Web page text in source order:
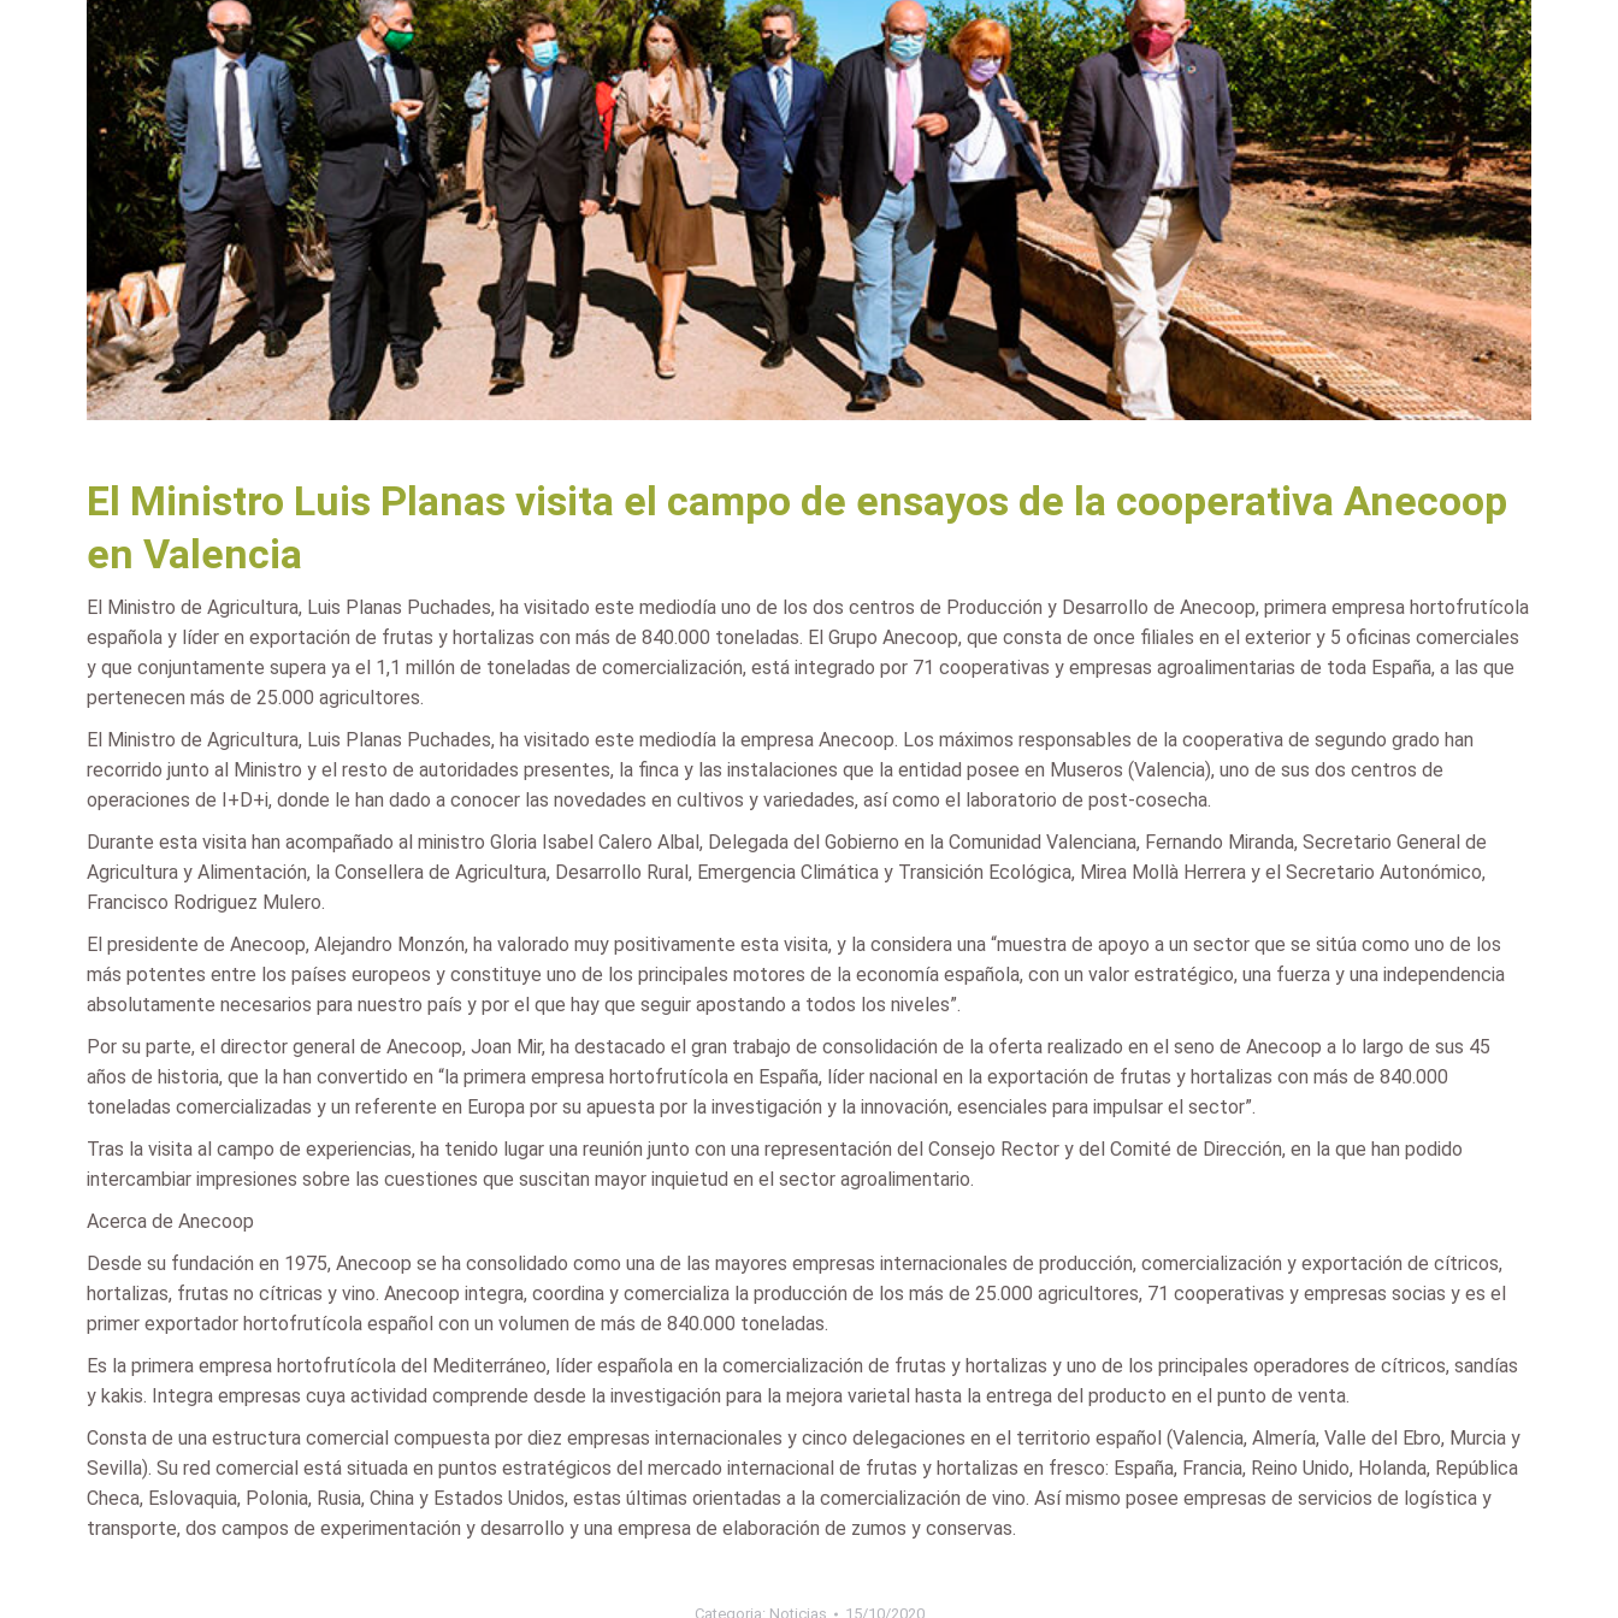
El Ministro Luis Planas visita el campo de ensayos de la cooperativa Anecoop
en Valencia
El Ministro de Agricultura, Luis Planas Puchades, ha visitado este mediodía uno de los dos centros de Producción y Desarrollo de Anecoop, primera empresa hortofrutícola
española y líder en exportación de frutas y hortalizas con más de 840.000 toneladas. El Grupo Anecoop, que consta de once filiales en el exterior y 5 oficinas comerciales
y que conjuntamente supera ya el 1,1 millón de toneladas de comercialización, está integrado por 71 cooperativas y empresas agroalimentarias de toda España, a las que
pertenecen más de 25.000 agricultores.
El Ministro de Agricultura, Luis Planas Puchades, ha visitado este mediodía la empresa Anecoop. Los máximos responsables de la cooperativa de segundo grado han
recorrido junto al Ministro y el resto de autoridades presentes, la finca y las instalaciones que la entidad posee en Museros (Valencia), uno de sus dos centros de
operaciones de I+D+i, donde le han dado a conocer las novedades en cultivos y variedades, así como el laboratorio de post-cosecha.
Durante esta visita han acompañado al ministro Gloria Isabel Calero Albal, Delegada del Gobierno en la Comunidad Valenciana, Fernando Miranda, Secretario General de
Agricultura y Alimentación, la Consellera de Agricultura, Desarrollo Rural, Emergencia Climática y Transición Ecológica, Mirea Mollà Herrera y el Secretario Autonómico,
Francisco Rodriguez Mulero.
El presidente de Anecoop, Alejandro Monzón, ha valorado muy positivamente esta visita, y la considera una “muestra de apoyo a un sector que se sitúa como uno de los
más potentes entre los países europeos y constituye uno de los principales motores de la economía española, con un valor estratégico, una fuerza y una independencia
absolutamente necesarios para nuestro país y por el que hay que seguir apostando a todos los niveles”.
Por su parte, el director general de Anecoop, Joan Mir, ha destacado el gran trabajo de consolidación de la oferta realizado en el seno de Anecoop a lo largo de sus 45
años de historia, que la han convertido en “la primera empresa hortofrutícola en España, líder nacional en la exportación de frutas y hortalizas con más de 840.000
toneladas comercializadas y un referente en Europa por su apuesta por la investigación y la innovación, esenciales para impulsar el sector”.
Tras la visita al campo de experiencias, ha tenido lugar una reunión junto con una representación del Consejo Rector y del Comité de Dirección, en la que han podido
intercambiar impresiones sobre las cuestiones que suscitan mayor inquietud en el sector agroalimentario.
Acerca de Anecoop
Desde su fundación en 1975, Anecoop se ha consolidado como una de las mayores empresas internacionales de producción, comercialización y exportación de cítricos,
hortalizas, frutas no cítricas y vino. Anecoop integra, coordina y comercializa la producción de los más de 25.000 agricultores, 71 cooperativas y empresas socias y es el
primer exportador hortofrutícola español con un volumen de más de 840.000 toneladas.
Es la primera empresa hortofrutícola del Mediterráneo, líder española en la comercialización de frutas y hortalizas y uno de los principales operadores de cítricos, sandías
y kakis. Integra empresas cuya actividad comprende desde la investigación para la mejora varietal hasta la entrega del producto en el punto de venta.
Consta de una estructura comercial compuesta por diez empresas internacionales y cinco delegaciones en el territorio español (Valencia, Almería, Valle del Ebro, Murcia y
Sevilla). Su red comercial está situada en puntos estratégicos del mercado internacional de frutas y hortalizas en fresco: España, Francia, Reino Unido, Holanda, República
Checa, Eslovaquia, Polonia, Rusia, China y Estados Unidos, estas últimas orientadas a la comercialización de vino. Así mismo posee empresas de servicios de logística y
transporte, dos campos de experimentación y desarrollo y una empresa de elaboración de zumos y conservas.
Categoria: Noticias 15/10/2020